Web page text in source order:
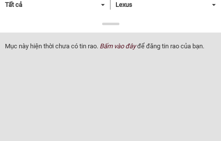
Tất cả Lexus
Tất cả
NĂM SẢN XUẤT
Tất cả
GIÁ XE XUẤT XỨ
Mục này hiện thời chưa có tin rao. Bấm vào đâyđể đăng tin rao của bạn.